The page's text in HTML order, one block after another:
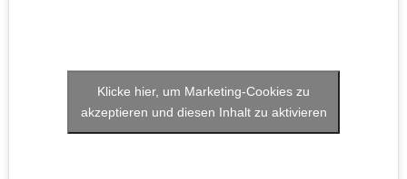
Klicke hier, um Marketing-Cookies zu
akzeptieren und diesen Inhalt zu aktivieren